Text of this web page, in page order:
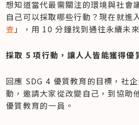
想知道當代最需關注的環境與社會
自己可以採取哪些行動？現在就進
查 」，用 10 分鐘找到通往永續未
採取 5 項行動，讓人人皆能獲得優
回應 SDG 4 優質教育的目標，社
動，邀請大家從改變自己，到協助
優質教育的一員。